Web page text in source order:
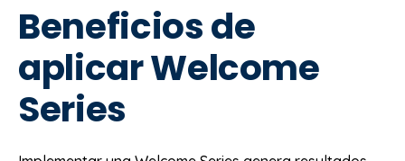
Beneficios de
aplicar Welcome
Series